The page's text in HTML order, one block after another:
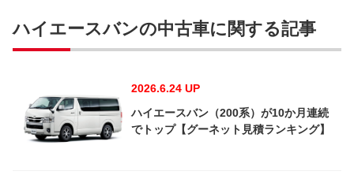
ハイエースバンの中古車に関する記事
2026.6.24 UP
ハイエースバン（200系）が10か月連続
でトップ【グーネット見積ランキング】